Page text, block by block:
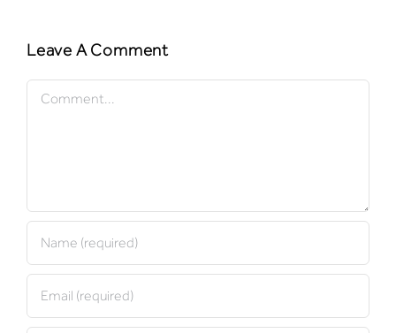
Leave A Comment